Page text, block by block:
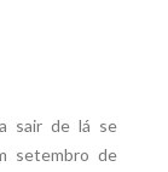
sair de lá se
setembro de